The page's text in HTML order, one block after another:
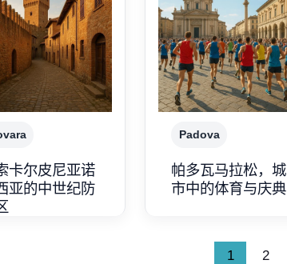
卡尔皮尼亚诺
亚的中世纪防
Padova
帕多瓦马拉松，城
市中的体育与庆典
1 2